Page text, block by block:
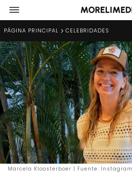
PÁGINA PRINCIPAL CELEBRIDADES
Marcela Kloosterboer | Fuente: